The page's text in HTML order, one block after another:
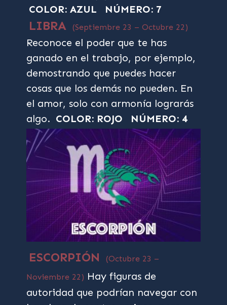
COLOR: AZUL
NÚMERO: 7
LIBRA (Septiembre 23 – Octubre 22)
Reconoce el poder que te has
ganado en el trabajo, por ejemplo,
demostrando que puedes hacer
cosas que los demás no pueden. En
el amor, solo con armonía lograrás
algo. COLOR: ROJO NÚMERO: 4
ESCORPIÓN
(Octubre 23 –
Noviembre 22) Hay figuras de
autoridad que podrían navegar con